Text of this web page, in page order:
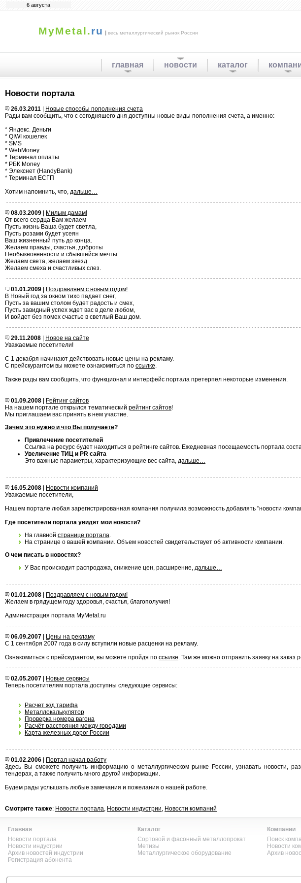
6 августа
MyMetal.ru | весь металлургический рынок России
главная новости каталог
Новости портала
26.03.2011
Новые способы пополнения счета
Рады вам сообщить, что с сегодняшего дня доступны новые виды пополнения счета, а именно:
* Яндекс. Деньги
* QIWI кошелек
* SMS
* WebMoney
* Терминал оплаты
* РБК Money
* Элекснет (HandyBank)
* Терминал ЕСГП
Хотим напомнить, что, дальше…
08.03.2009
Милым дамам!
От всего сердца Вам желаем
Пусть жизнь Ваша будет светла,
Пусть розами будет усеян
Ваш жизненный путь до конца.
Желаем правды, счастья, доброты
Необыкновенности и сбывшейся мечты
Желаем света, желаем звезд
Желаем смеха и счастливых слез.
01.01.2009
Поздравляем с новым годом!
В Новый год за окном тихо падает снег,
Пусть за вашим столом будет радость и смех,
Пусть завидный успех ждет вас в деле любом,
И войдет без помех счастье в светлый Ваш дом.
29.11.2008
Новое на сайте
Уважаемые посетители!
С 1 декабря начинают действовать новые цены на рекламу.
С прейскурантом вы можете ознакомиться по ссылке.
Также рады вам сообщить, что функционал и интерфейс портала претерпел некоторые изменения.
01.09.2008
Рейтинг сайтов
На нашем портале открылся тематический рейтинг сайтов!
Мы приглашаем вас принять в нем участие.
Зачем это нужно и что Вы получаете?
Привлечение посетителей
Ссылка на ресурс будет находиться в рейтинге сайтов. Ежедневная посещаемость портала
Увеличение ТИЦ и PR сайта
Это важные параметры, характеризующие вес сайта, дальше…
16.05.2008
Новости компаний
Уважаемые посетители,
Нашем портале любая зарегистрированная компания получила возможность добавлять "новости
Где посетители портала увидят мои новости?
На главной странице портала.
На странице о вашей компании. Объем новостей свидетельствует об активности компании.
О чем писать в новостях?
У Вас происходит распродажа, снижение цен, расширение, дальше…
01.01.2008
Поздравляем с новым годом!
Желаем в грядущем году здоровья, счастья, благополучия!
Администрация портала MyMetal.ru
06.09.2007
Цены на рекламу
С 1 сентября 2007 года в силу вступили новые расценки на рекламу.
Ознакомиться с прейскурантом, вы можете пройдя по ссылке. Там же можно отправить заявку на заказ
02.05.2007
Новые сервисы
Теперь посетителям портала доступны следующие сервисы:
Расчет ж/д тарифа
Металлокалькулятор
Проверка номера вагона
Расчёт расстояния между городами
Карта железных дорог России
01.02.2006
Портал начал работу
Здесь Вы сможете получить информацию о металлургическом рынке России, узнавать новости,
тендерах, а также получить много другой информации.
Будем рады услышать любые замечания и пожелания о нашей работе.
Смотрите также: Новости портала, Новости индустрии, Новости компаний
Главная
Новости портала
Новости индустрии
Архив новостей индустрии
Регистрация абонента
Каталог
Сортовой и фасонный металлопрокат
Метизы
Металлургическое оборудование
Компании
Поиск
Новости
Архив